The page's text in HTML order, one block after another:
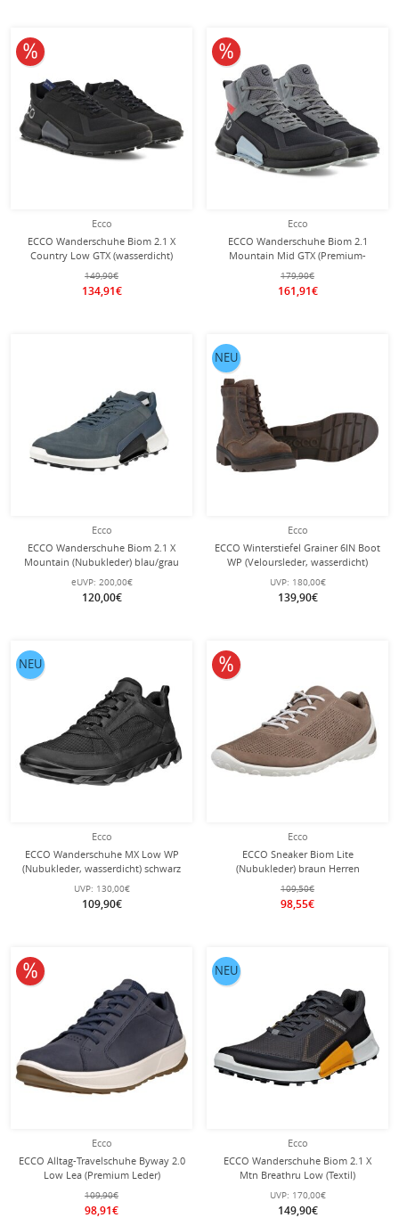
Ecco
ECCO Wanderschuhe Biom 2.1 X
Country Low GTX (wasserdicht)
schwarz Herren
149,90€
134,91€
10% reduziert
Ecco
ECCO Wanderschuhe Biom 2.1
Mountain Mid GTX (Premium-
Nubukleder, wasserdicht)
grau/schwarz Herren
179,90€
161,91€
10% reduziert
Ecco
ECCO Wanderschuhe Biom 2.1 X
Mountain (Nubukleder) blau/grau
Herren
eUVP: 200,00€
120,00€
Ecco
ECCO Winterstiefel Grainer 6IN Boot
WP (Veloursleder, wasserdicht)
braun Herren
UVP: 180,00€
139,90€
NEU
Ecco
ECCO Wanderschuhe MX Low WP
(Nubukleder, wasserdicht) schwarz
Herren
UVP: 130,00€
109,90€
NEU
Ecco
ECCO Sneaker Biom Lite
(Nubukleder) braun Herren
109,50€
98,55€
10% reduziert
Ecco
ECCO Alltag-Travelschuhe Byway 2.0
Low Lea (Premium Leder)
marineblau Herren
109,90€
98,91€
10% reduziert
Ecco
ECCO Wanderschuhe Biom 2.1 X
Mtn Breathru Low (Textil)
navyblau/schwarz/orange Herren
UVP: 170,00€
149,90€
NEU